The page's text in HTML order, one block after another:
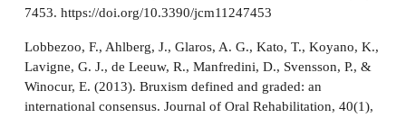
7453. https://doi.org/10.3390/jcm11247453
Lobbezoo, F., Ahlberg, J., Glaros, A. G., Kato, T., Koyano, K.,
Lavigne, G. J., de Leeuw, R., Manfredini, D., Svensson, P., &
Winocur, E. (2013). Bruxism defined and graded: an
international consensus. Journal of Oral Rehabilitation, 40(1),